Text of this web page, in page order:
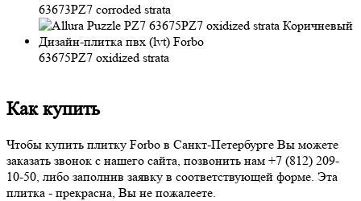
63673PZ7 corroded strata
63675PZ7 oxidized strata
Как купить
Чтобы купить плитку Forbo в Санкт-Петербурге Вы можете
заказать звонок с нашего сайта, позвонить нам +7 (812) 209-
10-50 , либо заполнив заявку в соответствующей форме. Эта
плитка - прекрасна, Вы не пожалеете.